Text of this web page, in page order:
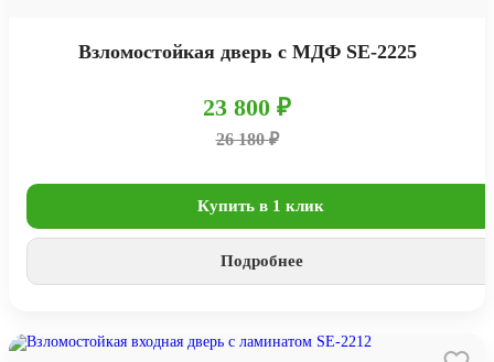
Взломостойкая дверь с МДФ SE-2225
23 800 ₽
26 180 ₽
Купить в 1 клик
Подробнее